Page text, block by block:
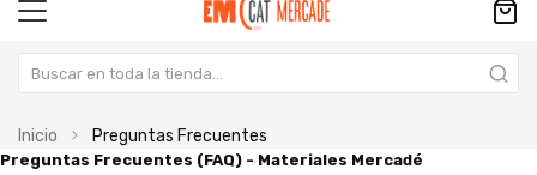
Inicio Preguntas Frecuentes
Preguntas Frecuentes (FAQ) - Materiales Mercadé